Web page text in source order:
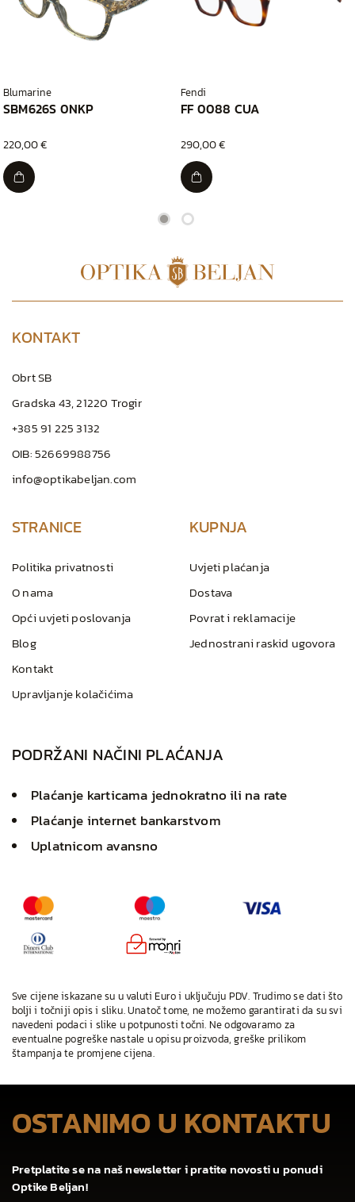
Blumarine
SBM626S 0NKP
220,00 €
Fendi
FF 0088 CUA
290,00 €
KONTAKT
Obrt SB
Gradska 43, 21220 Trogir
+385 91 225 3132
OIB: 52669988756
info@optikabeljan.com
STRANICE
Politika privatnosti
O nama
Opći uvjeti poslovanja
Blog
Kontakt
Upravljanje kolačićima
KUPNJA
Uvjeti plaćanja
Dostava
Povrat i reklamacije
Jednostrani raskid ugovora
PODRŽANI NAČINI PLAĆANJA
Plaćanje karticama jednokratno ili na rate
Plaćanje internet bankarstvom
Uplatnicom avansno
Sve cijene iskazane su u valuti Euro i uključuju PDV. Trudimo se dati što
bolji i točniji opis i sliku. Unatoč tome, ne možemo garantirati da su svi
navedeni podaci i slike u potpunosti točni. Ne odgovaramo za
eventualne pogreške nastale u opisu proizvoda, greške prilikom
štampanja te promjene cijena.
OSTANIMO U KONTAKTU
Pretplatite se na naš newsletter i pratite novosti u ponudi
Optike Beljan!